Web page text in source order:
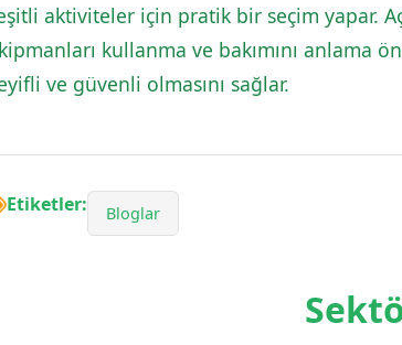
aktiviteler için pratik bir seçim yapar.
kullanma ve bakımını anlama
ve güvenli olmasını sağlar.
Etiketler: Bloglar